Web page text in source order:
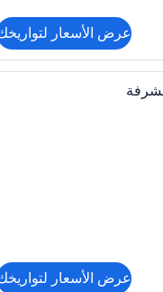
عرض الأسعار
ملاءات إيطالية من طراز فريتي
عرض الأسعار